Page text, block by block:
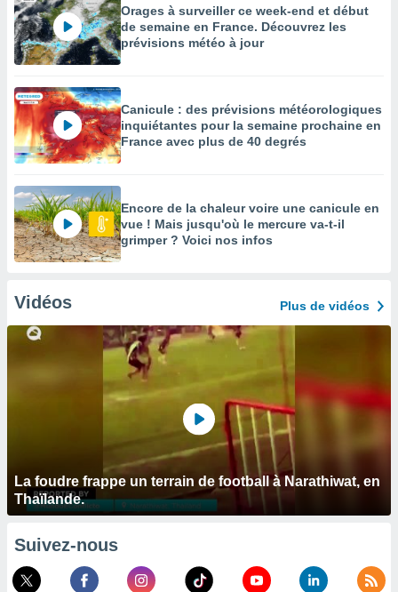
Orages à surveiller ce week-end et début
de semaine en France. Découvrez les
prévisions météo à jour
Canicule : des prévisions météorologiques
inquiétantes pour la semaine prochaine en
France avec plus de 40 degrés
Encore de la chaleur voire une canicule en
vue ! Mais jusqu'où le mercure va-t-il
grimper ? Voici nos infos
Vidéos Plus de vidéos
La foudre frappe un terrain de football à Narathiwat, en
Thaïlande.
Suivez-nous